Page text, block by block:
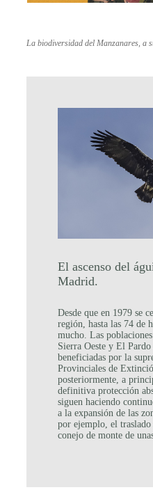
La biodiversidad del Manzanares, a
El ascenso del
Madrid.
Desde que en 1979 se
región, hasta las 74 de
mucho. Las
Sierra Oeste y El
beneficiadas por la
Provinciales de
posteriormente, a
definitiva protección
siguen haciendo
a la expansión de las
por ejemplo, el traslado
conejo de monte de